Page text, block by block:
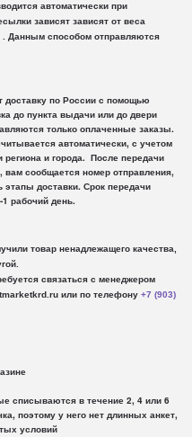
автоматически при
зависят зависят от веса
Данным способом отправляются
доставку по России с помощью
до пункта выдачи или до двери
только оплаченные заказы.
автоматически, с учетом
региона и города. После передачи
вам сообщается номер отправления,
доставки. Срок передачи
рабочий день.
товар ненадлежащего качества,
связаться с менеджером
или по телефону +7 (903)
списываются в течение 2, 4 или 6
поэтому у него нет длинных анкет,
условий